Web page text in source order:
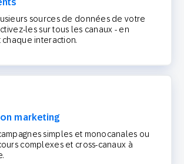
sources de données de votre
les sur tous les canaux - en
interaction.
marketing
simples et monocanales ou
complexes et cross-canaux à